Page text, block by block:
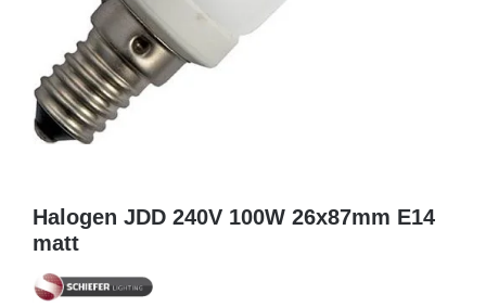
Halogen JDD 240V 100W 26x87mm E14
matt